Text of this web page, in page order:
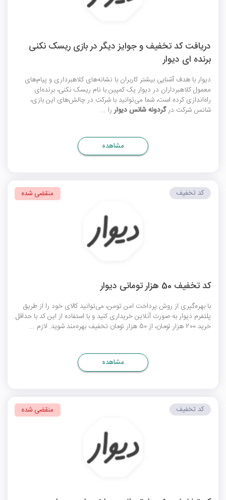
دریافت کد تخفیف و جوایز دیگر در بازی ریسک نکنی
برنده‌ ای دیوار
دیوار با هدف آشنایی بیشتر کاربران با نشانه‌های کلاهبرداری و پیام‌های
معمول کلاهبرداران در دیوار یک کمپین با نام ریسک نکنی، برنده‌ای
راه‌اندازی کرده است، شما می‌توانید با شرکت در چالش‌های این بازی،
شانس شرکت درگردونه شانس دیواررا ...
مشاهده
کد تخفیف 50 هزار تومانی دیوار
با بهره‌گیری از روش پرداخت امن تومن، می‌توانید کالای خود را از طریق
پلتفرم دیوار به صورت آنلاین خریداری کنید و با استفاده از این کد با حداقل
خرید 200 هزار تومان، از 50 هزار تومان تخفیف بهره‌مند شوید. لازم ...
کد تخفیف منقضی شده
مشاهده
کد تخفیف منقضی شده